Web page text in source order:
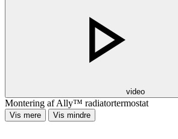
video
Montering af Ally™ radiatortermostat
Vis mere Vis mindre